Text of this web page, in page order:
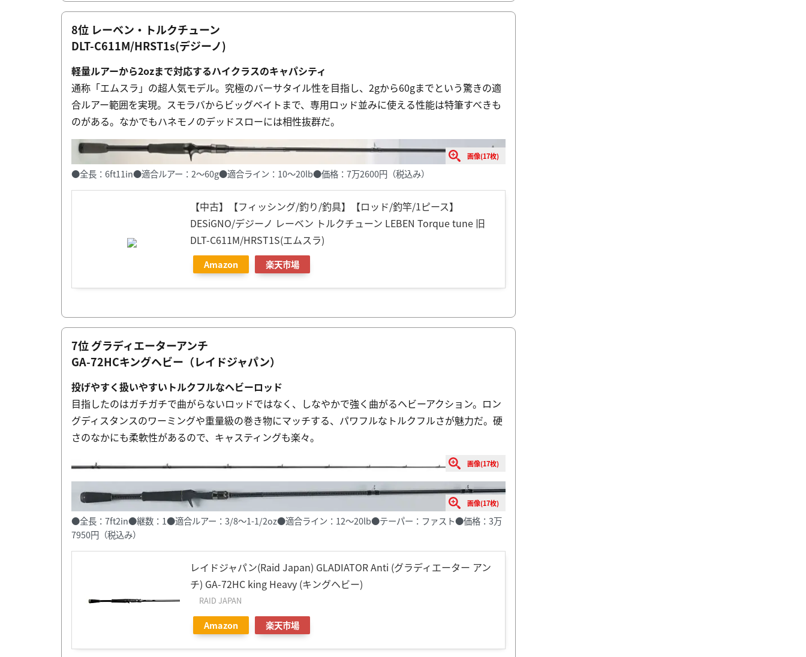
8位 レーベン・トルクチューン
DLT-C611M/HRST1s(デジーノ)
軽量ルアーから2ozまで対応するハイクラスのキャパシティ
通称「エムスラ」の超人気モデル。究極のバーサタイル性を目指し、2gから60gまでという驚きの適
合ルアー範囲を実現。スモラバからビッグベイトまで、専用ロッド並みに使える性能は特筆すべきも
のがある。なかでもハネモノのデッドスローには相性抜群だ。
画像(17枚)
●全長：6ft11in●適合ルアー：2〜60g●適合ライン：10〜20lb●価格：7万2600円（税込み）
【中古】【フィッシング/釣り/釣具】【ロッド/釣竿/1ピース】
DESiGNO/デジーノ レーベン トルクチューン LEBEN Torque tune 旧
DLT-C611M/HRST1S(エムスラ)
Amazon 楽天市場
7位 グラディエーターアンチ
GA-72HCキングヘビー（レイドジャパン）
投げやすく扱いやすいトルクフルなヘビーロッド
目指したのはガチガチで曲がらないロッドではなく、しなやかで強く曲がるヘビーアクション。ロン
グディスタンスのワーミングや重量級の巻き物にマッチする、パワフルなトルクフルさが魅力だ。硬
さのなかにも柔軟性があるので、キャスティングも楽々。
画像(17枚)
画像(17枚)
●全長：7ft2in●継数：1●適合ルアー：3/8〜1-1/2oz●適合ライン：12〜20lb●テーパー：ファスト●価格：3万
7950円（税込み）
レイドジャパン(Raid Japan) GLADIATOR Anti (グラディエーター アン
チ) GA-72HC king Heavy (キングヘビー)
RAID JAPAN
Amazon 楽天市場